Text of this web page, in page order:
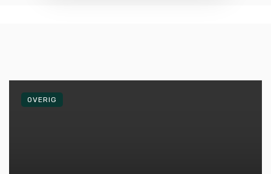
OVERIG